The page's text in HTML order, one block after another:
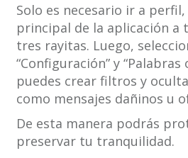
Solo es necesario ir a
principal de la aplicación a
tres rayitas. Luego,
“Configuración” y “Palabras
puedes crear filtros y
como mensajes dañinos u
De esta manera podrás
preservar tu tranquilidad.